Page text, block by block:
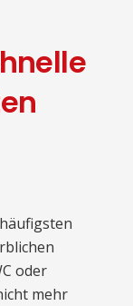
oder
mehr